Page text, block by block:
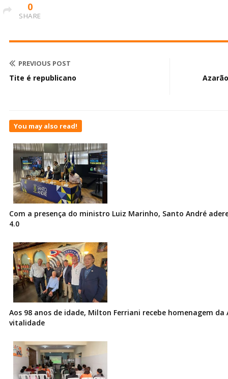
0
SHARE
PREVIOUS POST
Tite é republicano
You may also read!
Com a presença do ministro Luiz Marinho, Santo André
4.0
Aos 98 anos de idade, Milton Ferriani recebe homenagem da
vitalidade